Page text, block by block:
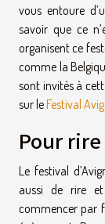
vous entoure
savoir que ce
organisent ce
comme la
sont invités à
sur leFestival
Pour
Le festival
aussi de rire
commencer par